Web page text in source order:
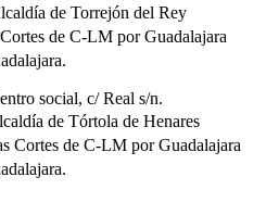
de Torrejón del Rey
de C-LM por Guadalajara
social, c/ Real s/n.
de Tórtola de Henares
Cortes de C-LM por Guadalajara